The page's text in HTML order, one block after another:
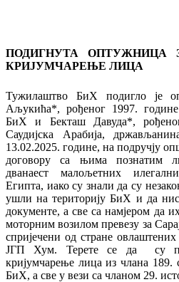
ПОДИГНУТА ОПТУЖНИЦА
КРИЈУМЧАРЕЊЕ ЛИЦА
Тужилаштво БиХ подигло је
Аљукића*, рођеног 1997.
БиХ и Бекташ Давуда*,
Саудијска Арабија,
13.02.2025. године, на подручју
договору са њима познатим
дванаест малољетних
Египта, иако су знали да су
ушли на територију БиХ и да
документе, а све са намјером да
моторним возилом превезу за
спријечени од стране
ЈГП Хум. Терете се да су
кријумчарење лица из члана 189.
БиХ, а све у вези са чланом 29.